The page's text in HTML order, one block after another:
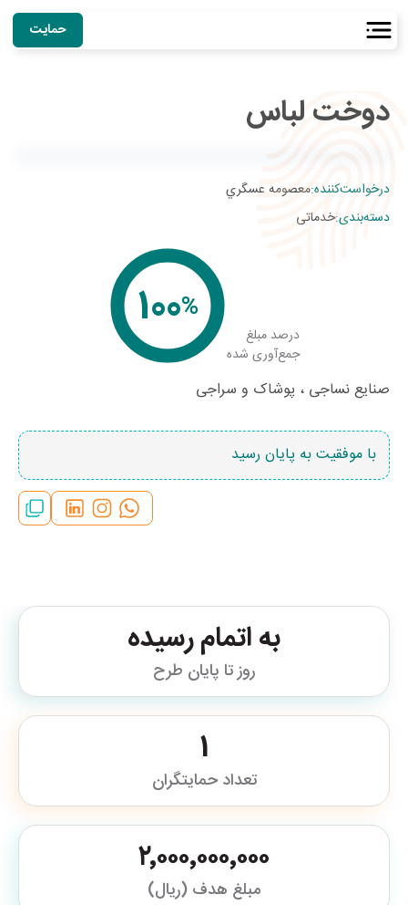
حمایت
دوخت لباس
درخواست‌کننده:معصومه عسگري
دسته‌بندی:خدماتی
درصد مبلغ
جمع‌آوری شده
%
100
صنایع نساجی ، پوشاک و سراجی
با موفقیت به پایان رسید
به اتمام رسیده
روز تا پایان طرح
1
تعداد حمایتگران
۲٬۰۰۰٬۰۰۰٬۰۰۰
مبلغ هدف (ریال)